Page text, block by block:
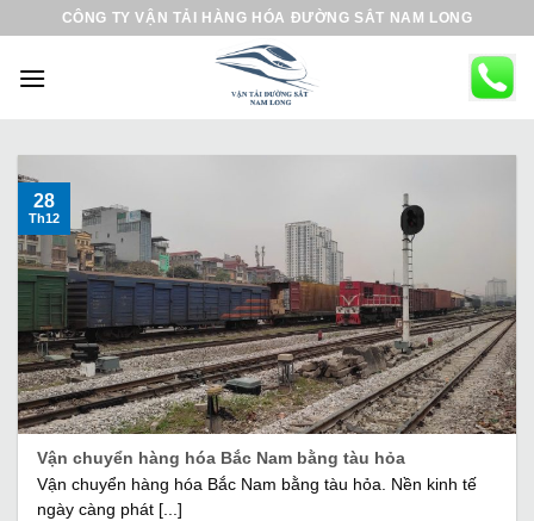
CÔNG TY VẬN TẢI HÀNG HÓA ĐƯỜNG SẮT NAM LONG
Vận chuyển hàng hóa Bắc Nam bằng tàu hỏa
Vận chuyển hàng hóa Bắc Nam bằng tàu hỏa. Nền kinh tế
ngày càng phát [...]
28
Th12